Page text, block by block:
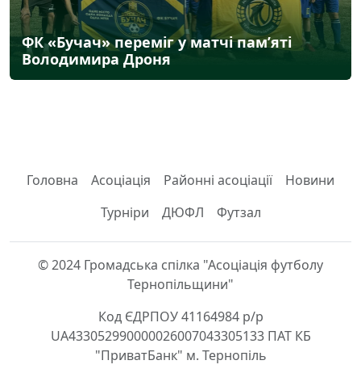
ФК «Бучач» переміг у матчі пам’яті
Володимира Дроня
Головна Асоціація Районні асоціації
Новини
Турніри
ДЮФЛ Футзал
© 2024 Громадська спілка "Асоціація футболу
Тернопільщини"
Код ЄДРПОУ 41164984 р/р
UA433052990000026007043305133 ПАТ КБ
"ПриватБанк" м. Тернопіль